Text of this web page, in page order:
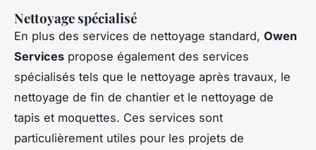
Nettoyage spécialisé
En plus des services de nettoyage standard, Owen
Services propose également des services
spécialisés tels que le nettoyage après travaux, le
nettoyage de fin de chantier et le nettoyage de
tapis et moquettes. Ces services sont
particulièrement utiles pour les projets de